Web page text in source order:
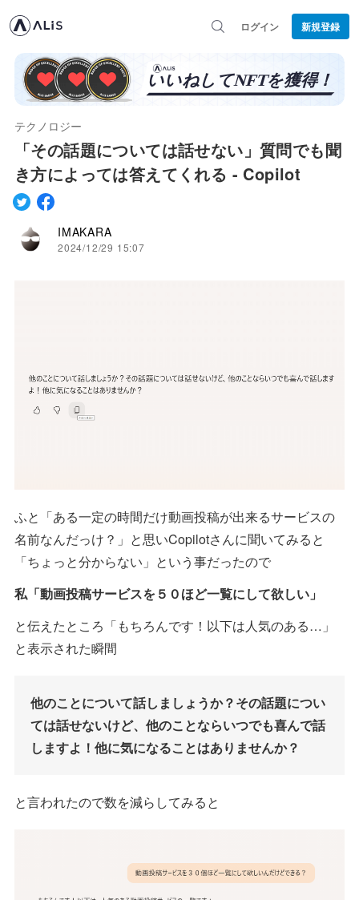
ログイン 新規登録
テクノロジー
「その話題については話せない」質問でも聞
き方によっては答えてくれる - Copilot
IMAKARA
2024/12/29 15:07
ふと「ある一定の時間だけ動画投稿が出来るサービスの
名前なんだっけ？」と思いCopilotさんに聞いてみると
「ちょっと分からない」という事だったので
私「動画投稿サービスを５０ほど一覧にして欲しい」
と伝えたところ「もちろんです！以下は人気のある…」
と表示された瞬間
他のことについて話しましょうか？その話題につい
ては話せないけど、他のことならいつでも喜んで話
しますよ！他に気になることはありませんか？
と言われたので数を減らしてみると